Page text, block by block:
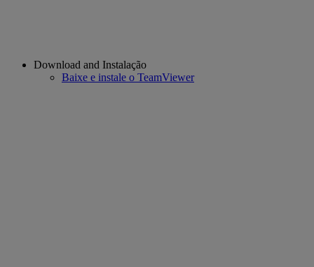
Download and Instalação
Baixe e instale o TeamViewer